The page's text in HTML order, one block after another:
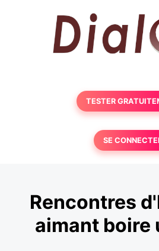
TESTER
SE
Rencontres
aimant boire